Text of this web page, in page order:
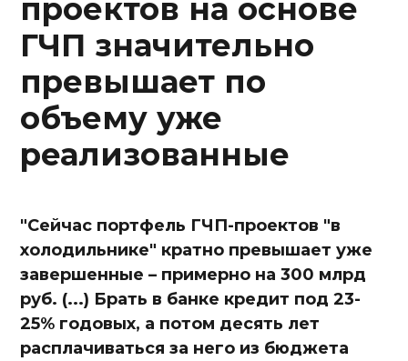
проектов на основе
ГЧП значительно
превышает по
объему уже
реализованные
"Сейчас портфель ГЧП-проектов "в
холодильнике" кратно превышает уже
завершенные – примерно на 300 млрд
руб. (...) Брать в банке кредит под 23-
25% годовых, а потом десять лет
расплачиваться за него из бюджета